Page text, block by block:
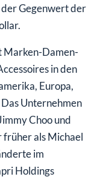
Gegenwert der
Marken-Damen-
in den
Europa,
Unternehmen
Choo und
früher als Michael
im
Holdings